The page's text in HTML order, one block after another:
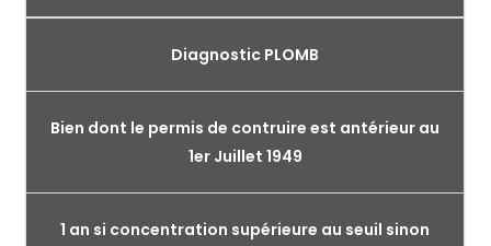
Diagnostic PLOMB
Bien dont le permis de contruire est antérieur au
1er Juillet 1949
1 an si concentration supérieure au seuil sinon